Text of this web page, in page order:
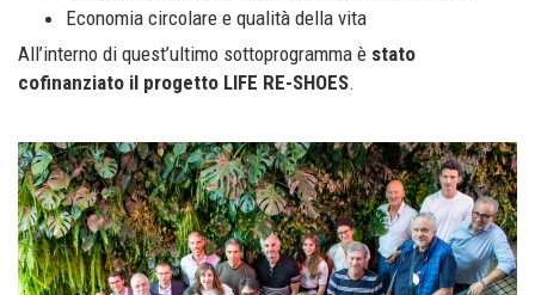
Economia circolare e qualità della vita
All’interno di quest’ultimo sottoprogramma è stato
cofinanziato il progetto LIFE RE-SHOES.